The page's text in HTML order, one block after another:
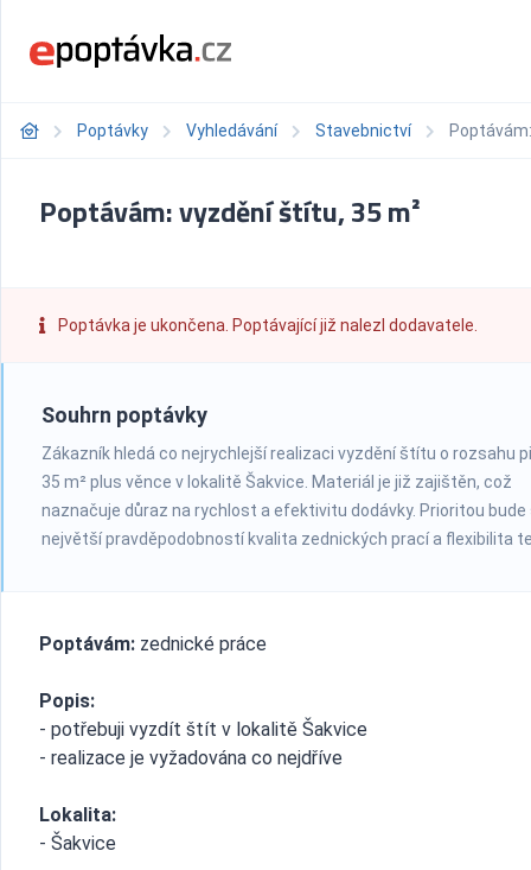
Poptávky Vyhledávání Stavebnictví
Poptávám: vyzdění štítu, 35 m²
Poptávka je ukončena. Poptávající již nalezl dodavatele.
Souhrn poptávky
Zákazník hledá co nejrychlejší realizaci vyzdění štítu o rozsahu
35 m² plus věnce v lokalitě Šakvice. Materiál je již zajištěn, což
naznačuje důraz na rychlost a efektivitu dodávky. Prioritou bude
největší pravděpodobností kvalita zednických prací a flexibilita
Poptávám: zednické práce
Popis:
- potřebuji vyzdít štít v lokalitě Šakvice
- realizace je vyžadována co nejdříve
Lokalita:
- Šakvice